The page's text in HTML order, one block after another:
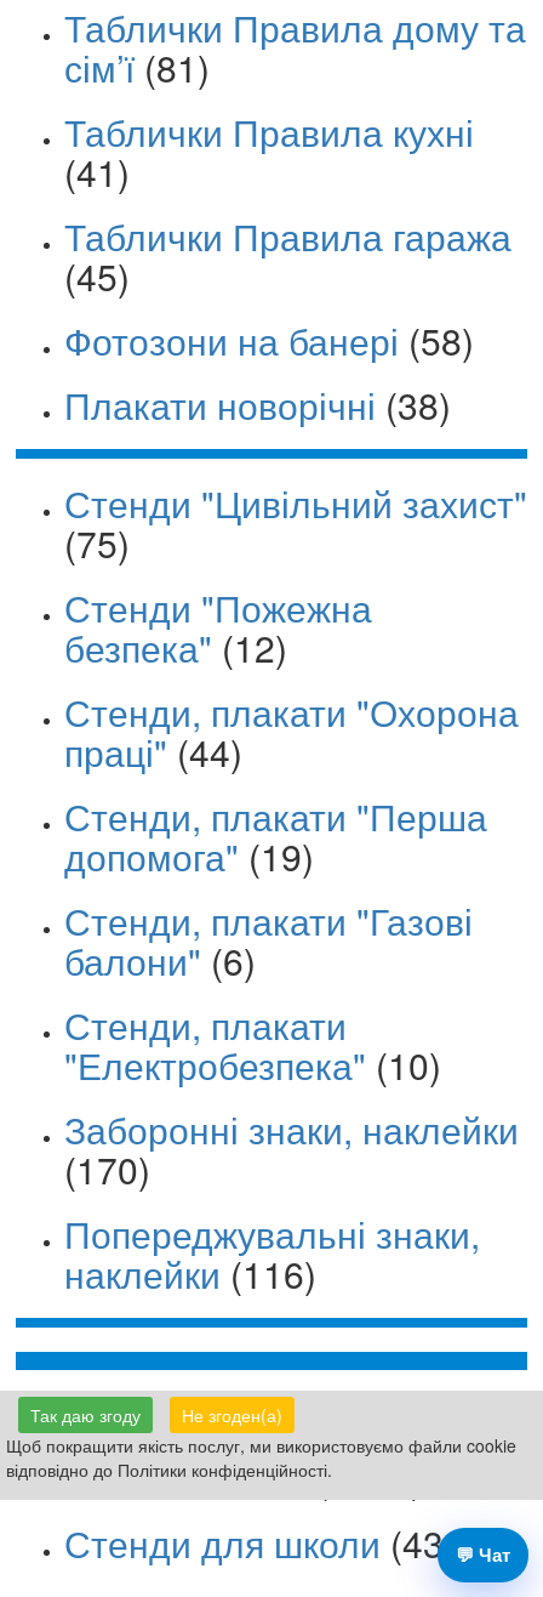
Так даю згоду
Не згоден(а)
Щоб покращити якість послуг, ми використовуємо файли cookie
відповідно до Політики конфіденційності.
Таблички Правила дому та
сім’ї (81)
Таблички Правила кухні
(41)
Таблички Правила гаража
(45)
Фотозони на банері (58)
Плакати новорічні (38)
Стенди "Цивільний захист"
(75)
Стенди "Пожежна
безпека" (12)
Стенди, плакати "Охорона
праці" (44)
Стенди, плакати "Перша
допомога" (19)
Стенди, плакати "Газові
балони" (6)
Стенди, плакати
"Електробезпека" (10)
Заборонні знаки, наклейки
(170)
Попереджувальні знаки,
наклейки (116)
Таблички Вивіски
Знаки безпеки(3151)
Стенди для школи (4399)
💬 Чат